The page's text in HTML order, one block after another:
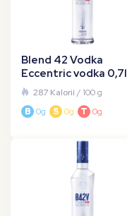
Blend 42 Vodka
Eccentric vodka 0,7l
287 Kalorií/ 100 g
B 0g S 0g T 0g